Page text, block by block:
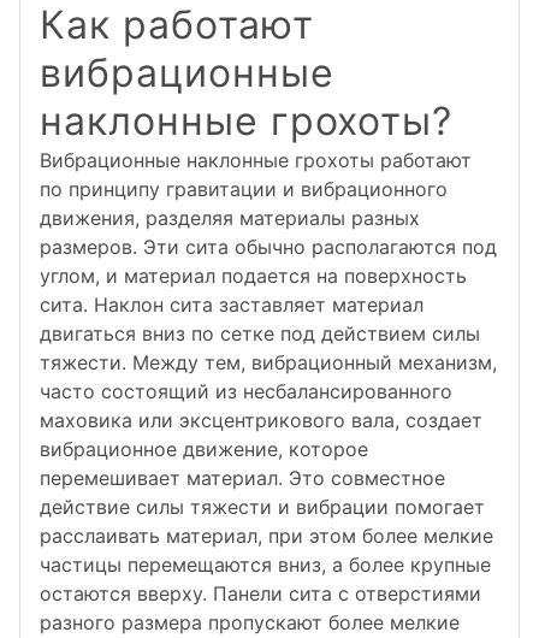
Как работают
вибрационные
наклонные грохоты?
Вибрационные наклонные грохоты работают
по принципу гравитации и вибрационного
движения, разделяя материалы разных
размеров. Эти сита обычно располагаются под
углом, и материал подается на поверхность
сита. Наклон сита заставляет материал
двигаться вниз по сетке под действием силы
тяжести. Между тем, вибрационный механизм,
часто состоящий из несбалансированного
маховика или эксцентрикового вала, создает
вибрационное движение, которое
перемешивает материал. Это совместное
действие силы тяжести и вибрации помогает
расслаивать материал, при этом более мелкие
частицы перемещаются вниз, а более крупные
остаются вверху. Панели сита с отверстиями
разного размера пропускают более мелкие